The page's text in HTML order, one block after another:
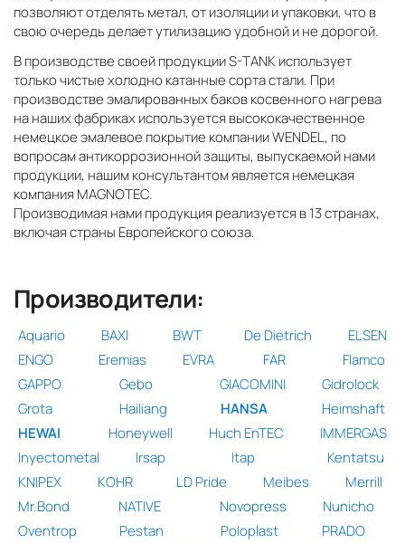
позволяют отделять метал, от изоляции и упаковки, что в
свою очередь делает утилизацию удобной и не дорогой.
В производстве своей продукции S-TANK использует
только чистые холодно катанные сорта стали. При
производстве эмалированных баков косвенного нагрева
на наших фабриках используется высококачественное
немецкое эмалевое покрытие компании WENDEL, по
вопросам антикор­розионной защиты, выпускаемой нами
продукции, нашим консультантом является немецкая
компания MAGNOTEC.
Производимая нами продукция реализуется в 13 странах,
включая страны Европейского союза.
Производители:
Aquario BAXI BWT De Dietrich
ELSEN
ENGO
Eremias EVRA FAR
Flamco
GAPPO
Gebo GIACOMINI
Gidrolock
Grota
Hailiang HANSA
Heimshaft
HEWAI
Honeywell Huch EnTEC
IMMERGAS
Inyectometal
Irsap Itap
Kentatsu
KNIPEX
KOHR LD Pride Meibes
Merrill
Mr.Bond
NATIVE Novopress
Nunicho
Oventrop
Pestan Poloplast
PRADO